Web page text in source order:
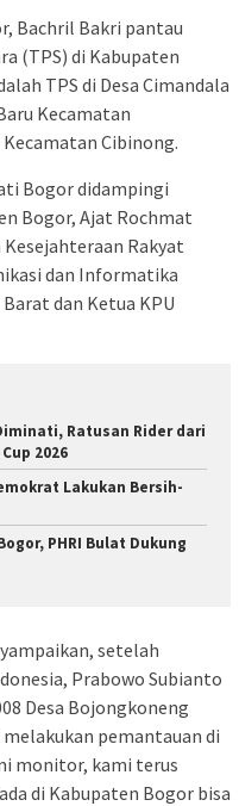
Bachril Bakri pantau
(TPS) di Kabupaten
TPS di Desa Cimandala
Kecamatan
Cibinong.
Bogor didampingi
Bogor, Ajat Rochmat
Rakyat
dan Informatika
dan Ketua KPU
Ratusan Rider dari
2026
Lakukan Bersih-
PHRI Bulat Dukung
setelah
Prabowo Subianto
Desa Bojongkoneng
pemantauan di
monitor, kami terus
di Kabupaten Bogor bisa